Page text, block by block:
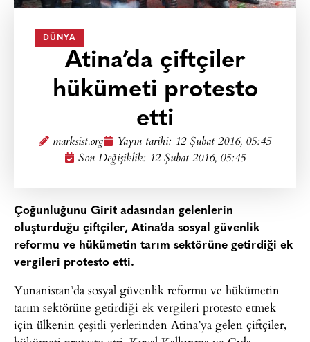
DÜNYA
Atina’da çiftçiler
hükümeti protesto
etti
marksist.org Yayın tarihi: 12 Şubat 2016, 05:45
Son Değişiklik: 12 Şubat 2016, 05:45
Çoğunluğunu Girit adasından gelenlerin
oluşturduğu çiftçiler, Atina’da sosyal güvenlik
reformu ve hükümetin tarım sektörüne getirdiği ek
vergileri protesto etti.
Yunanistan’da sosyal güvenlik reformu ve hükümetin
tarım sektörüne getirdiği ek vergileri protesto etmek
için ülkenin çeşitli yerlerinden Atina’ya gelen çiftçiler,